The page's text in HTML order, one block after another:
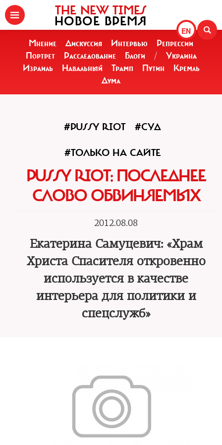
EN
THE NEW TIMES
НОВОЕ ВРЕМЯ
Мнение Дискуссия Интервью
Репрессии
Портрет
Расследование Блоги /
Украина
Израиль
Навальный Трамп Путин
Кремль
Дума
#PUSSY RIOT #СУД
#ТОЛЬКО НА САЙТЕ
PUSSY RIOT: ПОСЛЕДНЕЕ
СЛОВО ОБВИНЯЕМЫХ
2012.08.08
Екатерина Самуцевич: «Храм
Христа Спасителя откровенно
используется в качестве
интерьера для политики и
спецслужб»